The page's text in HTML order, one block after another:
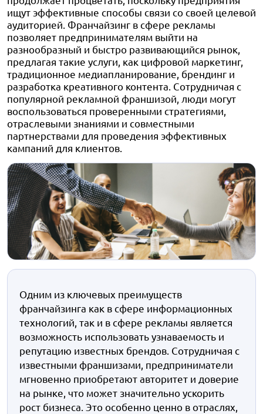
ищут эффективные способы связи со своей целевой
аудиторией. Франчайзинг в сфере рекламы
позволяет предпринимателям выйти на
разнообразный и быстро развивающийся рынок,
предлагая такие услуги, как цифровой маркетинг,
традиционное медиапланирование, брендинг и
разработка креативного контента. Сотрудничая с
популярной рекламной франшизой, люди могут
воспользоваться проверенными стратегиями,
отраслевыми знаниями и совместными
партнерствами для проведения эффективных
кампаний для клиентов.
Одним из ключевых преимуществ
франчайзинга как в сфере информационных
технологий, так и в сфере рекламы является
возможность использовать узнаваемость и
репутацию известных брендов. Сотрудничая с
известными франшизами, предприниматели
мгновенно приобретают авторитет и доверие
на рынке, что может значительно ускорить
рост бизнеса. Это особенно ценно в отраслях,